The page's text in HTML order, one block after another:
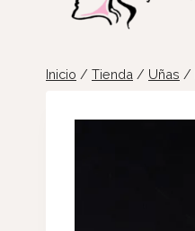
Inicio / Tienda / Uñas /